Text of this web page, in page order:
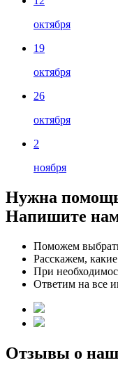
октября
19
октября
26
октября
2
ноября
Нужна
Напишите
Поможем
Расскажем,
При
Ответим на все
Отзывы о